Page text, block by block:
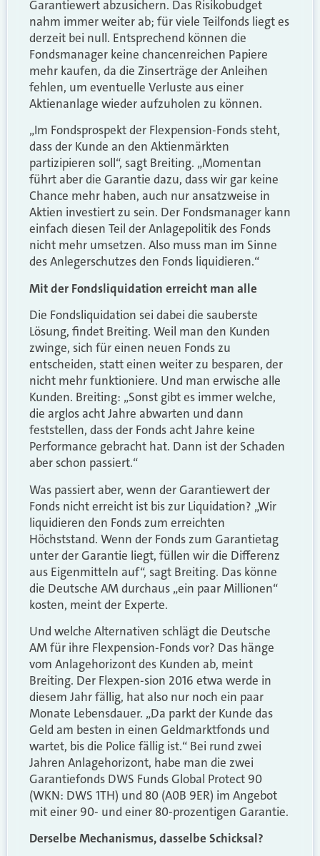
Garantiewert abzusichern. Das Risikobudget
nahm immer weiter ab; für viele Teilfonds liegt es
derzeit bei null. Entsprechend können die
Fondsmanager keine chancenreichen Papiere
mehr kaufen, da die Zinserträge der Anleihen
fehlen, um eventuelle Verluste aus einer
Aktienanlage wieder aufzuholen zu können.
„Im Fondsprospekt der Flexpension-Fonds steht,
dass der Kunde an den Aktienmärkten
partizipieren soll“, sagt Breiting. „Momentan
führt aber die Garantie dazu, dass wir gar keine
Chance mehr haben, auch nur ansatzweise in
Aktien investiert zu sein. Der Fondsmanager kann
einfach diesen Teil der Anlagepolitik des Fonds
nicht mehr umsetzen. Also muss man im Sinne
des Anlegerschutzes den Fonds liquidieren.“
Mit der Fondsliquidation erreicht man alle
Die Fondsliquidation sei dabei die sauberste
Lösung, findet Breiting. Weil man den Kunden
zwinge, sich für einen neuen Fonds zu
entscheiden, statt einen weiter zu besparen, der
nicht mehr funktioniere. Und man erwische alle
Kunden. Breiting: „Sonst gibt es immer welche,
die arglos acht Jahre abwarten und dann
feststellen, dass der Fonds acht Jahre keine
Performance gebracht hat. Dann ist der Schaden
aber schon passiert.“
Was passiert aber, wenn der Garantiewert der
Fonds nicht erreicht ist bis zur Liquidation? „Wir
liquidieren den Fonds zum erreichten
Höchststand. Wenn der Fonds zum Garantietag
unter der Garantie liegt, füllen wir die Differenz
aus Eigenmitteln auf“, sagt Breiting. Das könne
die Deutsche AM durchaus „ein paar Millionen“
kosten, meint der Experte.
Und welche Alternativen schlägt die Deutsche
AM für ihre Flexpension-Fonds vor? Das hänge
vom Anlagehorizont des Kunden ab, meint
Breiting. Der Flexpen-sion 2016 etwa werde in
diesem Jahr fällig, hat also nur noch ein paar
Monate Lebensdauer. „Da parkt der Kunde das
Geld am besten in einen Geldmarktfonds und
wartet, bis die Police fällig ist.“ Bei rund zwei
Jahren Anlagehorizont, habe man die zwei
Garantiefonds DWS Funds Global Protect 90
(WKN: DWS 1TH) und 80 (A0B 9ER) im Angebot
mit einer 90- und einer 80-prozentigen Garantie.
Derselbe Mechanismus, dasselbe Schicksal?